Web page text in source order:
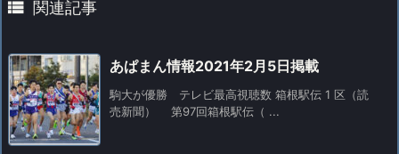
 関連記事
あぱまん情報2021年2月5日掲載
駒大が優勝 テレビ最高視聴数 箱根駅伝 1 区（読
売新聞） 第97回箱根駅伝（ ...